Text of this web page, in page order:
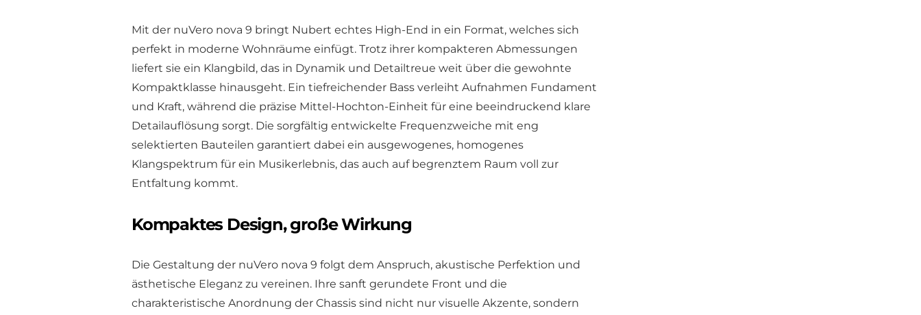
Mit der nuVero nova 9 bringt Nubert echtes High-End in ein Format, welches sich
perfekt in moderne Wohnräume einfügt. Trotz ihrer kompakteren Abmessungen
liefert sie ein Klangbild, das in Dynamik und Detailtreue weit über die gewohnte
Kompaktklasse hinausgeht. Ein tiefreichender Bass verleiht Aufnahmen Fundament
und Kraft, während die präzise Mittel-Hochton-Einheit für eine beeindruckend klare
Detailauflösung sorgt. Die sorgfältig entwickelte Frequenzweiche mit eng
selektierten Bauteilen garantiert dabei ein ausgewogenes, homogenes
Klangspektrum für ein Musikerlebnis, das auch auf begrenztem Raum voll zur
Entfaltung kommt.
Kompaktes Design, große Wirkung
Die Gestaltung der nuVero nova 9 folgt dem Anspruch, akustische Perfektion und
ästhetische Eleganz zu vereinen. Ihre sanft gerundete Front und die
charakteristische Anordnung der Chassis sind nicht nur visuelle Akzente, sondern